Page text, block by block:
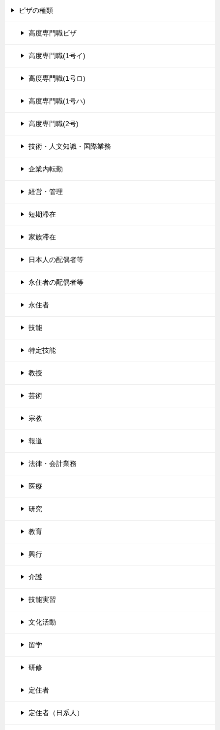
ビザの種類
高度専門職ビザ
高度専門職(1号イ)
高度専門職(1号ロ)
高度専門職(1号ハ)
高度専門職(2号)
技術・人文知識・国際業務
企業内転勤
経営・管理
短期滞在
家族滞在
日本人の配偶者等
永住者の配偶者等
永住者
技能
特定技能
教授
芸術
宗教
報道
法律・会計業務
医療
研究
教育
興行
介護
技能実習
文化活動
留学
研修
定住者
定住者（日系人）